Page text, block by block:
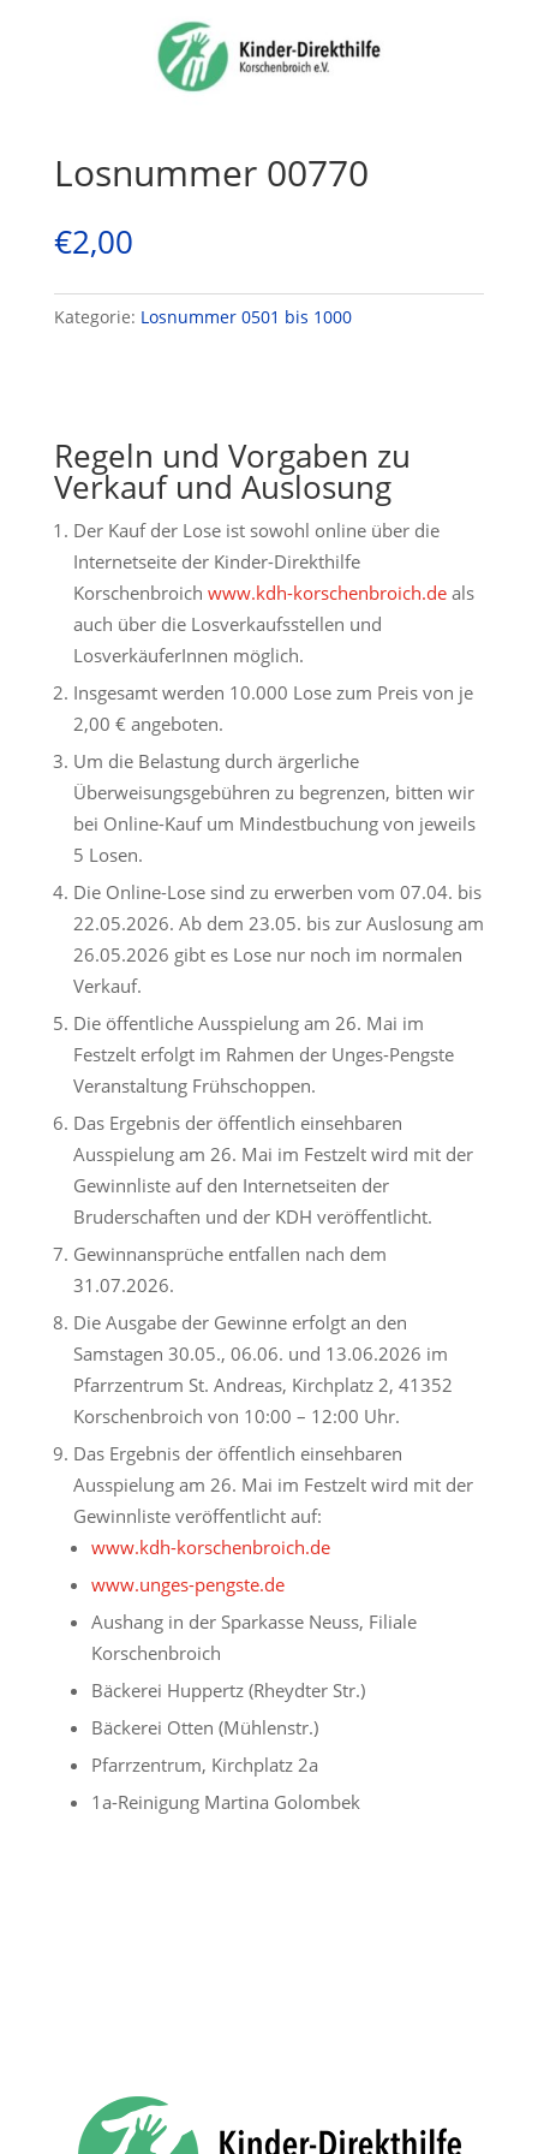
Losnummer 00770
€2,00
Kategorie: Losnummer 0501 bis 1000
Regeln und Vorgaben zu
Verkauf und Auslosung
Der Kauf der Lose ist sowohl online über die
Internetseite der Kinder-Direkthilfe
Korschenbroich www.kdh-korschenbroich.deals
auch über die Losverkaufsstellen und
LosverkäuferInnen möglich.
Insgesamt werden 10.000 Lose zum Preis von je
2,00 € angeboten.
Um die Belastung durch ärgerliche
Überweisungsgebühren zu begrenzen, bitten wir
bei Online-Kauf um Mindestbuchung von jeweils
5 Losen.
Die Online-Lose sind zu erwerben vom 07.04. bis
22.05.2026. Ab dem 23.05. bis zur Auslosung am
26.05.2026 gibt es Lose nur noch im normalen
Verkauf.
Die öffentliche Ausspielung am 26. Mai im
Festzelt erfolgt im Rahmen der Unges-Pengste
Veranstaltung Frühschoppen.
Das Ergebnis der öffentlich einsehbaren
Ausspielung am 26. Mai im Festzelt wird mit der
Gewinnliste auf den Internetseiten der
Bruderschaften und der KDH veröffentlicht.
Gewinnansprüche entfallen nach dem
31.07.2026.
Die Ausgabe der Gewinne erfolgt an den
Samstagen 30.05., 06.06. und 13.06.2026 im
Pfarrzentrum St. Andreas, Kirchplatz 2, 41352
Korschenbroich von 10:00 – 12:00 Uhr.
Das Ergebnis der öffentlich einsehbaren
Ausspielung am 26. Mai im Festzelt wird mit der
Gewinnliste veröffentlicht auf:
www.kdh-korschenbroich.de
www.unges-pengste.de
Aushang in der Sparkasse Neuss, Filiale
Korschenbroich
Bäckerei Huppertz (Rheydter Str.)
Bäckerei Otten (Mühlenstr.)
Pfarrzentrum, Kirchplatz 2a
1a-Reinigung Martina Golombek